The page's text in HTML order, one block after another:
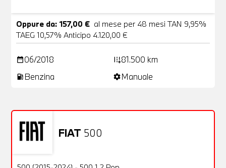
Oppure da: 157,00 € al mese per 48 mesi TAN 9,95%
TAEG 10,57% Anticipo 4.120,00 €
date_range06/2018 add_road81.500 km
local_gas_station Benzina settingsManuale
FIAT 500
OFFERTA
Usato